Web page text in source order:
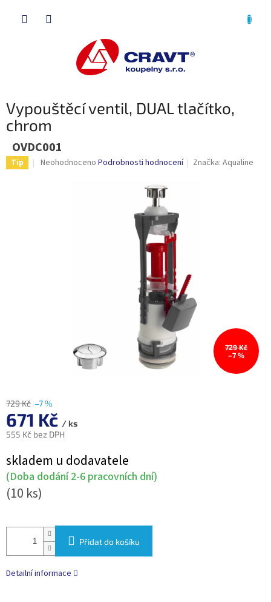
Vypouštěcí ventil, DUAL tlačítko,
chrom
OVDC001
Tip
Průměrné
Neohodnoceno Podrobnosti hodnocení Značka:Aqualine
729 Kč
–7 %
729 Kč –7 %
671 Kč / ks
555 Kč bez DPH
cena:
skladem u dodavatele
(Doba dodání 2-6 pracovních dní)
(10 ks)
Přidat do košíku
Detailní informace